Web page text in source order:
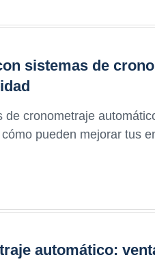
sistemas de
de cronometraje
pueden mejorar tus
automático: